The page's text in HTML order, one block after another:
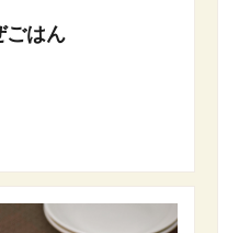
ごはん